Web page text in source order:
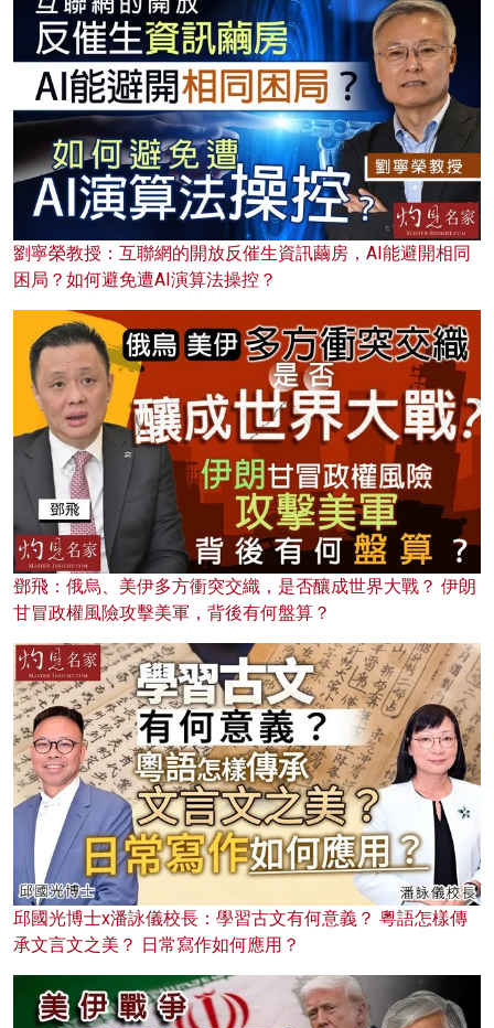
劉寧榮教授：互聯網的開放反催生資訊繭房，AI能避開相同
困局？如何避免遭AI演算法操控？
鄧飛：俄烏、美伊多方衝突交織，是否釀成世界大戰？ 伊朗
甘冒政權風險攻擊美軍，背後有何盤算？
邱國光博士x潘詠儀校長：學習古文有何意義？ 粵語怎樣傳
承文言文之美？ 日常寫作如何應用？